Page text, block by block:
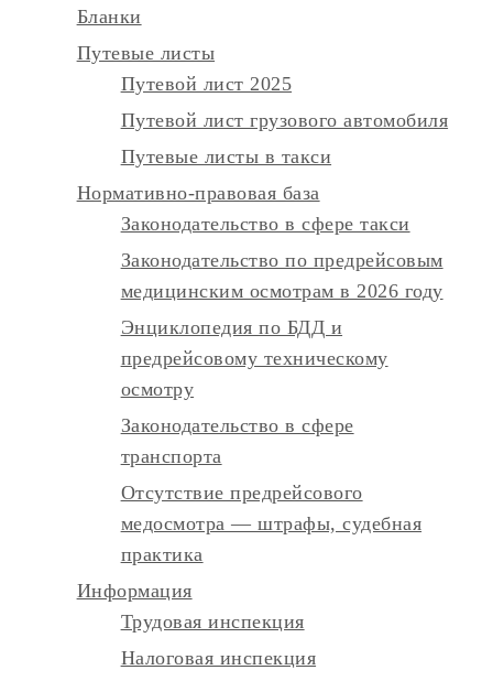
Бланки
Путевые листы
Путевой лист 2025
Путевой лист грузового автомобиля
Путевые листы в такси
Нормативно-правовая база
Законодательство в сфере такси
Законодательство по предрейсовым
медицинским осмотрам в 2026 году
Энциклопедия по БДД и
предрейсовому техническому
осмотру
Законодательство в сфере
транспорта
Отсутствие предрейсового
медосмотра — штрафы, судебная
практика
Информация
Трудовая инспекция
Налоговая инспекция